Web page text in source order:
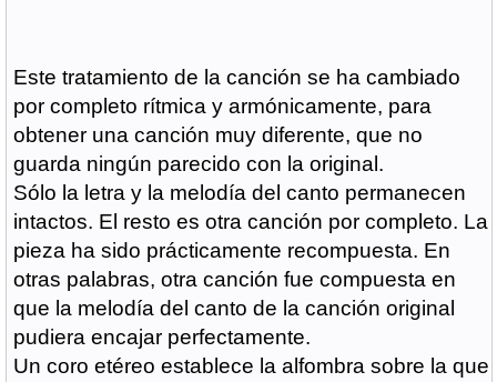
Este tratamiento de la canción se ha cambiado
por completo rítmica y armónicamente, para
obtener una canción muy diferente, que no
guarda ningún parecido con la original.
Sólo la letra y la melodía del canto permanecen
intactos. El resto es otra canción por completo. La
pieza ha sido prácticamente recompuesta. En
otras palabras, otra canción fue compuesta en
que la melodía del canto de la canción original
pudiera encajar perfectamente.
Un coro etéreo establece la alfombra sobre la que